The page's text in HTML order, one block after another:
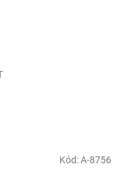
Kód:A-8756